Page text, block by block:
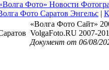
Фото» Новости
Фото Саратов Энгельс |
«Волга Фото Сайт»
VolgaFoto.RU 2007-
Документ от 06/08/